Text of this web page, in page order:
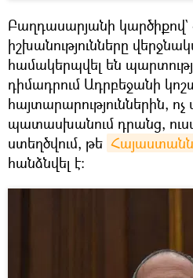
Բաղդասարյանի
իշխանությունները
համակերպվել են
դիմադրում Ադրբեջանի
հայտարարություններին, ոչ
պատասխանում դրանց,
ստեղծվում, թե Հայաստանն
հանձնվել է։